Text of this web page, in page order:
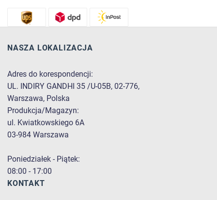
NASZA LOKALIZACJA
Adres do korespondencji:
UL. INDIRY GANDHI 35 /U-05B, 02-776,
Warszawa, Polska
Produkcja/Magazyn:
ul. Kwiatkowskiego 6A
03-984 Warszawa
Poniedziałek - Piątek:
08:00 - 17:00
KONTAKT